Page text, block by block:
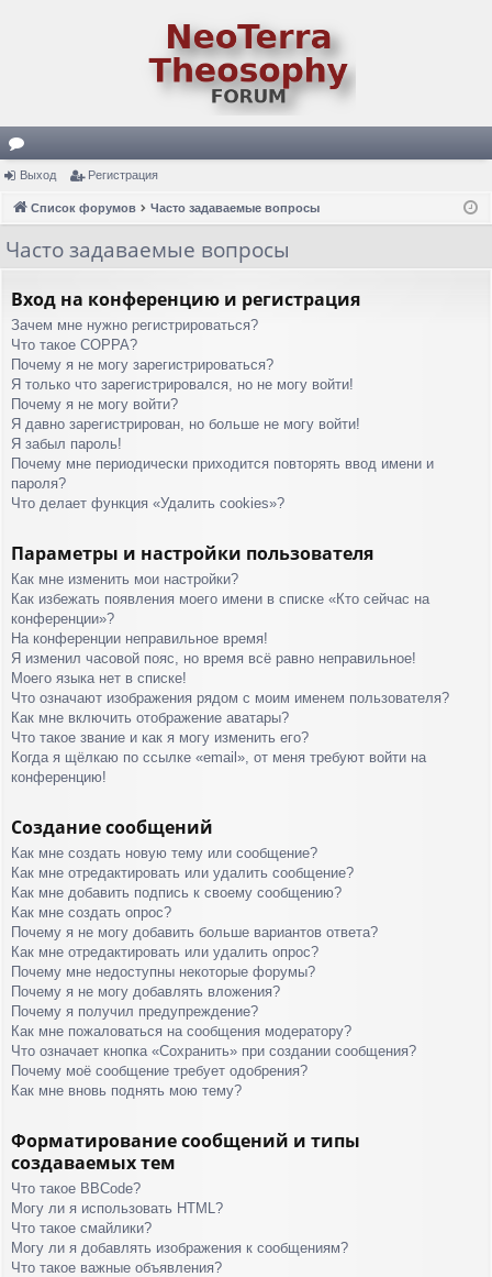
ор
ум
ы
Выход Регистрация
Список форумов Часто задаваемые вопросы
Часто задаваемые вопросы
Вход на конференцию и регистрация
Зачем мне нужно регистрироваться?
Что такое COPPA?
Почему я не могу зарегистрироваться?
Я только что зарегистрировался, но не могу войти!
Почему я не могу войти?
Я давно зарегистрирован, но больше не могу войти!
Я забыл пароль!
Почему мне периодически приходится повторять ввод имени и
пароля?
Что делает функция «Удалить cookies»?
Параметры и настройки пользователя
Как мне изменить мои настройки?
Как избежать появления моего имени в списке «Кто сейчас на
конференции»?
На конференции неправильное время!
Я изменил часовой пояс, но время всё равно неправильное!
Моего языка нет в списке!
Что означают изображения рядом с моим именем пользователя?
Как мне включить отображение аватары?
Что такое звание и как я могу изменить его?
Когда я щёлкаю по ссылке «email», от меня требуют войти на
конференцию!
Создание сообщений
Как мне создать новую тему или сообщение?
Как мне отредактировать или удалить сообщение?
Как мне добавить подпись к своему сообщению?
Как мне создать опрос?
Почему я не могу добавить больше вариантов ответа?
Как мне отредактировать или удалить опрос?
Почему мне недоступны некоторые форумы?
Почему я не могу добавлять вложения?
Почему я получил предупреждение?
Как мне пожаловаться на сообщения модератору?
Что означает кнопка «Сохранить» при создании сообщения?
Почему моё сообщение требует одобрения?
Как мне вновь поднять мою тему?
Форматирование сообщений и типы
создаваемых тем
Что такое BBCode?
Могу ли я использовать HTML?
Что такое смайлики?
Могу ли я добавлять изображения к сообщениям?
Что такое важные объявления?